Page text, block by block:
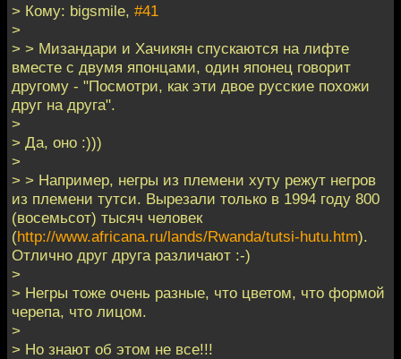
> Кому: bigsmile, #41
>
> > Мизандари и Хачикян спускаются на лифте
вместе с двумя японцами, один японец говорит
другому - "Посмотри, как эти двое русские похожи
друг на друга".
>
> Да, оно :)))
>
> > Например, негры из племени хуту режут негров
из племени тутси. Вырезали только в 1994 году 800
(восемьсот) тысяч человек
(http://www.africana.ru/lands/Rwanda/tutsi-hutu.htm).
Отлично друг друга различают :-)
>
> Негры тоже очень разные, что цветом, что формой
черепа, что лицом.
>
> Но знают об этом не все!!!